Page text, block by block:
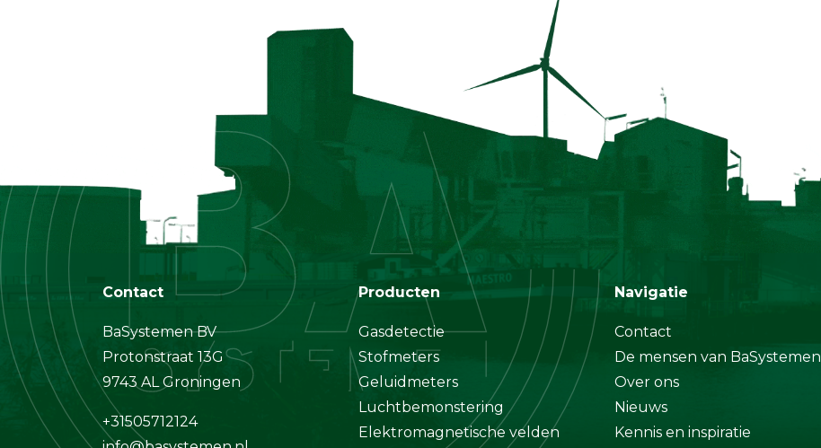
Contact
BaSystemen BV
Protonstraat 13G
9743 AL Groningen
+31505712124
Producten
Gasdetectie
Stofmeters
Geluidmeters
Luchtbemonstering
Elektromagnetische velden
Navigatie
Contact
De mensen van BaSystemen
Over ons
Nieuws
Kennis en inspiratie